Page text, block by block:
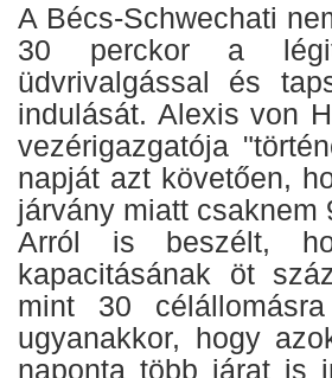
A Bécs-Schwechati
30 perckor a
üdvrivalgással és
indulását. Alexis von
vezérigazgatója
napját azt követően,
járvány miatt csaknem
Arról is beszélt,
kapacitásának öt
mint 30
ugyanakkor, hogy
naponta több járat is